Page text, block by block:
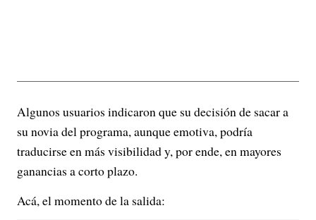
Algunos usuarios indicaron que su decisión de sacar a
su novia del programa, aunque emotiva, podría
traducirse en más visibilidad y, por ende, en mayores
ganancias a corto plazo.
Acá, el momento de la salida: